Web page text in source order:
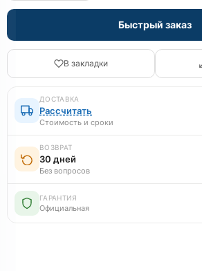
Быстрый заказ
В закладки
ДОСТАВКА
Рассчитать
Стоимость и сроки
ВОЗВРАТ
30 дней
Без вопросов
ГАРАНТИЯ
Официальная